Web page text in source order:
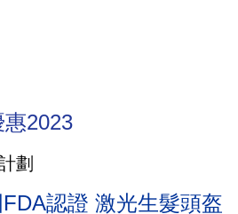
2023
劃
認證 激光生髮頭盔